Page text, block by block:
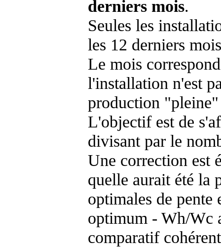
derniers mois.
Seules les
les 12 derniers
Le mois
l'installation n'est
production "pleine"
L'objectif est de
divisant par le
Une correction est
quelle aurait été la
optimales de
optimum - Wh/Wc
comparatif